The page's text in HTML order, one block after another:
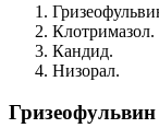
Клотримазол.
Кандид.
Низорал.
Гризеофульвин